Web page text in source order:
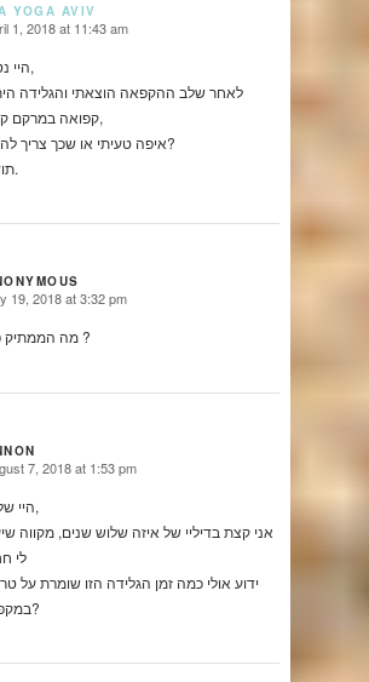
YOGA AVIV
1, 2018 at 11:43 am
היי נטלי,
לאחר שלב ההקפאה הוצאתי והגלידה
קפואה במרקם קרח,
איפה טעיתי או שכך צריך להיות?
תודה.
19, 2018 at 3:32 pm
מה הממתיק פה ?
7, 2018 at 1:53 pm
היי שלום,
אני קצת בדיליי של איזה שלוש שנים, מקווה
לי
ידוע אולי כמה זמן הגלידה הזו שומרת על
במקפיא?